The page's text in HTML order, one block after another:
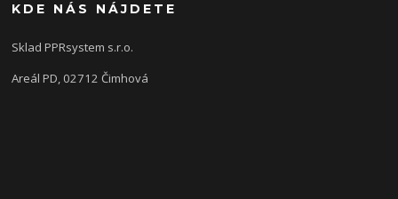
KDE NÁS NÁJDETE
Sklad PPRsystem s.r.o.
Areál PD, 02712 Čimhová